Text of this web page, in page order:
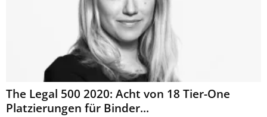
The Legal 500 2020: Acht von 18 Tier-One
Platzierungen für Binder...